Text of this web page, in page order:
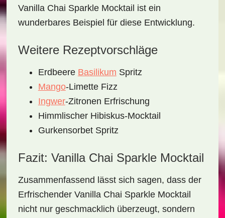
Vanilla Chai Sparkle Mocktail ist ein
wunderbares Beispiel für diese Entwicklung.
Weitere Rezeptvorschläge
Erdbeere Basilikum Spritz
Mango-Limette Fizz
Ingwer-Zitronen Erfrischung
Himmlischer Hibiskus-Mocktail
Gurkensorbet Spritz
Fazit: Vanilla Chai Sparkle Mocktail
Zusammenfassend lässt sich sagen, dass der
Erfrischender Vanilla Chai Sparkle Mocktail
nicht nur geschmacklich überzeugt, sondern